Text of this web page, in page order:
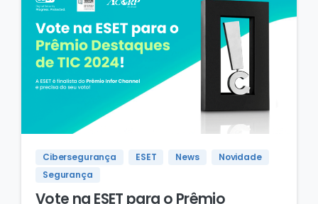
Cibersegurança ESET News
Novidade
Segurança
Vote na ESET para o Prêmio